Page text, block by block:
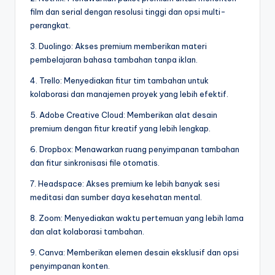
film dan serial dengan resolusi tinggi dan opsi multi-
perangkat.
3. Duolingo: Akses premium memberikan materi
pembelajaran bahasa tambahan tanpa iklan.
4. Trello: Menyediakan fitur tim tambahan untuk
kolaborasi dan manajemen proyek yang lebih efektif.
5. Adobe Creative Cloud: Memberikan alat desain
premium dengan fitur kreatif yang lebih lengkap.
6. Dropbox: Menawarkan ruang penyimpanan tambahan
dan fitur sinkronisasi file otomatis.
7. Headspace: Akses premium ke lebih banyak sesi
meditasi dan sumber daya kesehatan mental.
8. Zoom: Menyediakan waktu pertemuan yang lebih lama
dan alat kolaborasi tambahan.
9. Canva: Memberikan elemen desain eksklusif dan opsi
penyimpanan konten.